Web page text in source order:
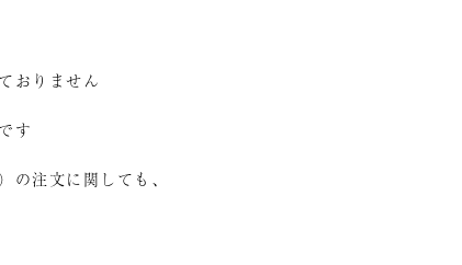
おりません
す
の注文に関しても、